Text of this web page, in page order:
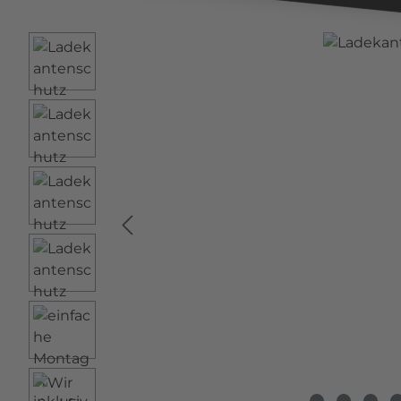
Bildergalerie überspringen